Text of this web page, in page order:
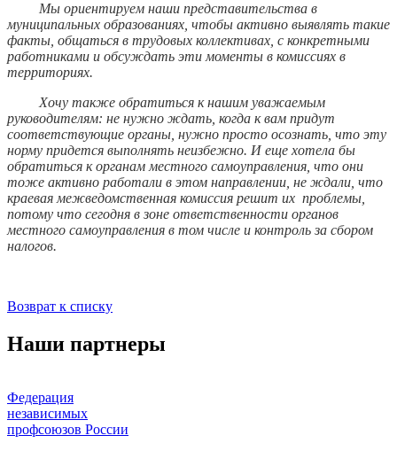
Мы ориентируем наши представительства в
муниципальных образованиях, чтобы активно выявлять такие
факты, общаться в трудовых коллективах, с конкретными
работниками и обсуждать эти моменты в комиссиях в
территориях.
Хочу также обратиться к нашим уважаемым
руководителям: не нужно ждать, когда к вам придут
соответствующие органы, нужно просто осознать, что эту
норму придется выполнять неизбежно. И еще хотела бы
обратиться к органам местного самоуправления, что они
тоже активно работали в этом направлении, не ждали, что
краевая межведомственная комиссия решит их проблемы,
потому что сегодня в зоне ответственности органов
местного самоуправления в том числе и контроль за сбором
налогов.
Возврат к списку
Наши партнеры
Федерация
независимых
профсоюзов России